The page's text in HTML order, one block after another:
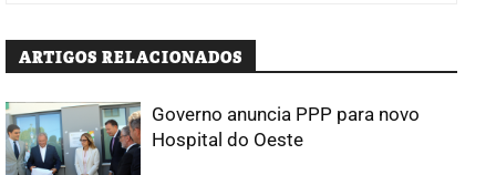
ARTIGOS RELACIONADOS
Governo anuncia PPP para novo
Hospital do Oeste